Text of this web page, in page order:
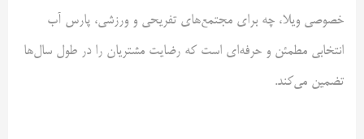
خصوصی ویلا، چه برای مجتمع‌های تفریحی و ورزشی، پارس آب
انتخابی مطمئن و حرفه‌ای است که رضایت مشتریان را در طول سال‌ها
تضمین می‌کند.